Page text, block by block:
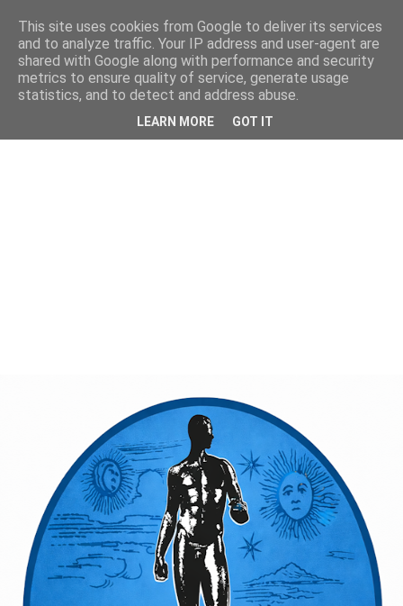
This site uses cookies from Google to deliver its services
and to analyze traffic. Your IP address and user-agent are
shared with Google along with performance and security
metrics to ensure quality of service, generate usage
statistics, and to detect and address abuse.
LEARN MORE GOT IT